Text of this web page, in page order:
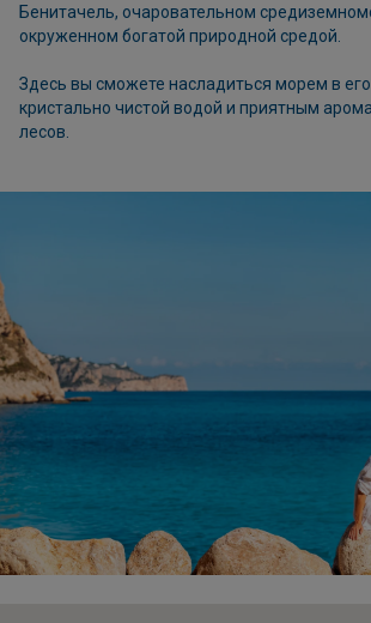
Бенитачель, очаровательном
окруженном богатой природной средой.
Здесь вы сможете насладиться морем в
кристально чистой водой и приятным
лесов.